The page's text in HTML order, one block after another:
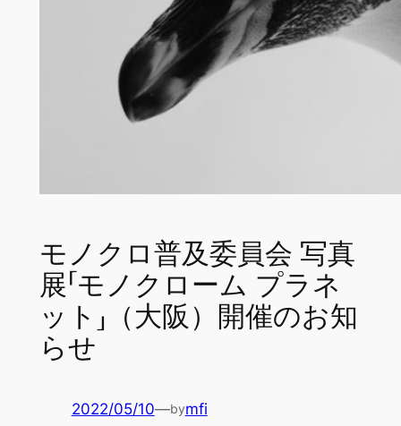
モノクロ普及委員会 写真
展「モノクローム プラネ
ット」（大阪）開催のお知
らせ
2022/05/10—bymfi